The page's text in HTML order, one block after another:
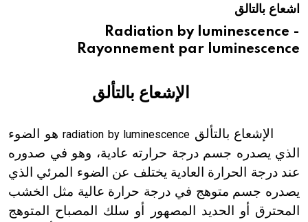
هيئة الموسوعة العربية تطلق موسوعات جديدة في عام 2026اشعاع بالتالق
Radiation by luminescence -
Rayonnement par luminescence
الإشعاع بالتألق
الإشعاع بالتألق radiation by luminescenceهو الضوء
الذي يصدره جسم درجة حرارته عادية، وهو في صدوره
عند درجة الحرارة العادية يختلف عن الضوء المرئي الذي
يصدره جسم متوهج في درجة حرارة عالية مثل الخشب
المحترق أو الحديد المصهور أو سلك المصباح المتوهج